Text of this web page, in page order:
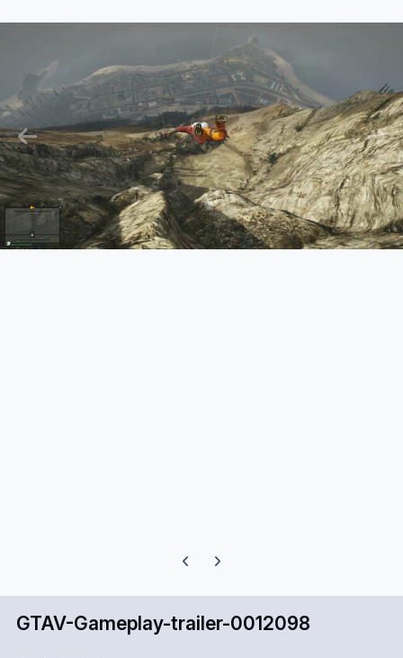
Previous carousel slide
Next carousel slide
GTAV-Gameplay-trailer-0012098